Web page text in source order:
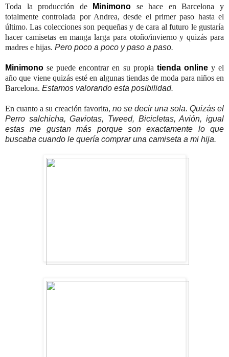
Toda la producción de Minimono se hace en Barcelona y
totalmente controlada por Andrea, desde el primer paso hasta el
último. Las colecciones son pequeñas y de cara al futuro le gustaría
hacer camisetas en manga larga para otoño/invierno y quizás para
madres e hijas. Pero poco a poco y paso a paso.
Minimono se puede encontrar en su propia tienda onliney el
año que viene quizás esté en algunas tiendas de moda para niños en
Barcelona. Estamos valorando esta posibilidad.
En cuanto a su creación favorita, no se decir una sola. Quizás el
Perro salchicha, Gaviotas, Tweed, Bicicletas, Avión, igual
estas me gustan más porque son exactamente lo que
buscaba cuando le quería comprar una camiseta a mi hija.